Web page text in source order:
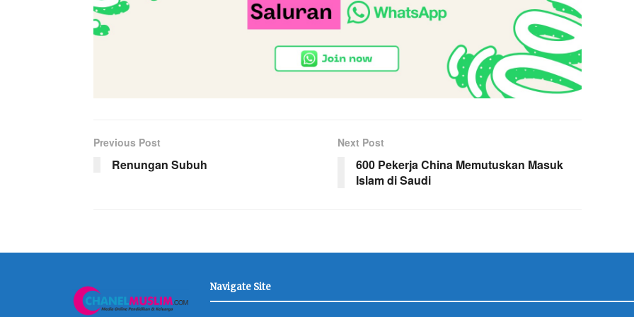
Previous Post
Renungan Subuh
Next Post
600 Pekerja China Memutuskan Masuk
Islam di Saudi
Navigate Site